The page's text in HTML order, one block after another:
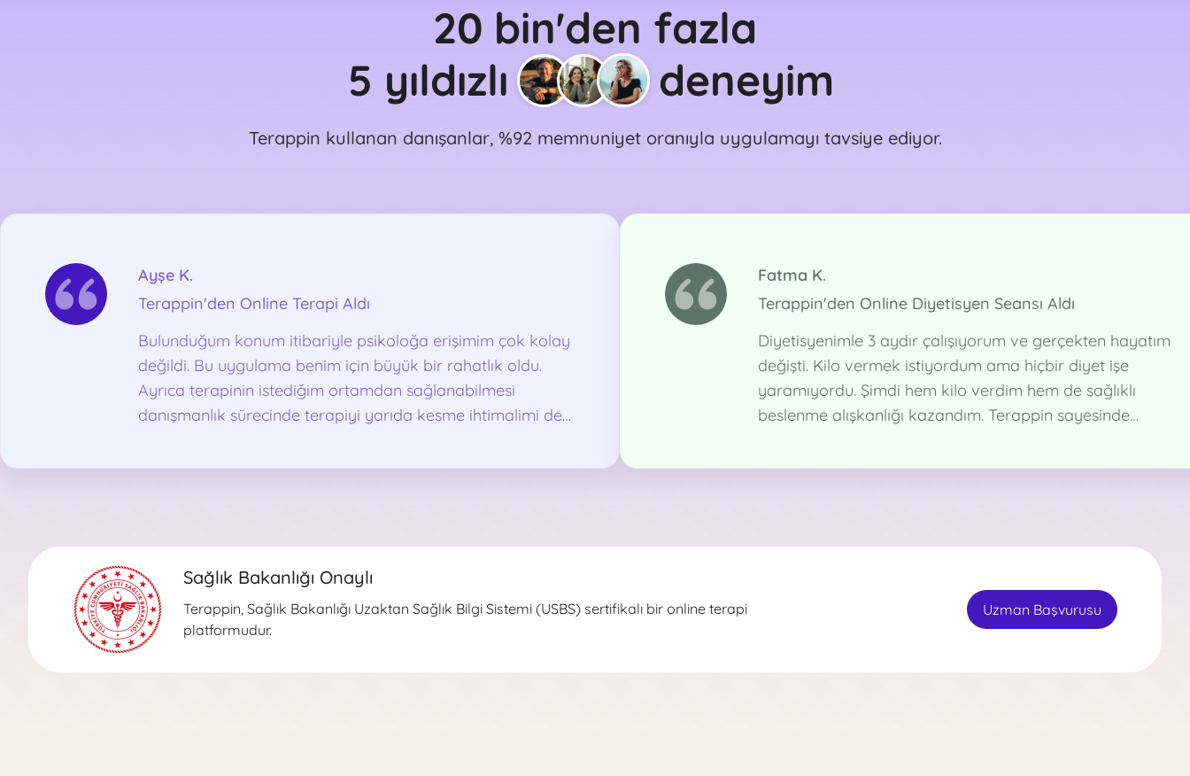
20 bin'den fazla
5 yıldızlı
deneyim
Terappin kullanan danışanlar, %92 memnuniyet oranıyla uygulamayı tavsiye ediyor.
Ayşe K.
Terappin'den Online Terapi Aldı
Bulunduğum konum itibariyle psikoloğa erişimim çok kolay
değildi. Bu uygulama benim için büyük bir rahatlık oldu.
Ayrıca terapinin istediğim ortamdan sağlanabilmesi
danışmanlık sürecinde terapiyi yarıda kesme ihtimalimi de
bir de kendimi toparlayıp terapiye gitmek zaman zaman
Fatma K.
Terappin'den Online Diyetisyen Seansı Aldı
Diyetisyenimle 3 aydır çalışıyorum ve gerçekten hayatım
değişti. Kilo vermek istiyordum ama hiçbir diyet işe
yaramıyordu. Şimdi hem kilo verdim hem de sağlıklı
beslenme alışkanlığı kazandım. Terappin sayesinde
Sağlık Bakanlığı Onaylı
Terappin, Sağlık Bakanlığı Uzaktan Sağlık Bilgi Sistemi (USBS) sertifikalı bir online terapi
platformudur.
Uzman Başvurusu